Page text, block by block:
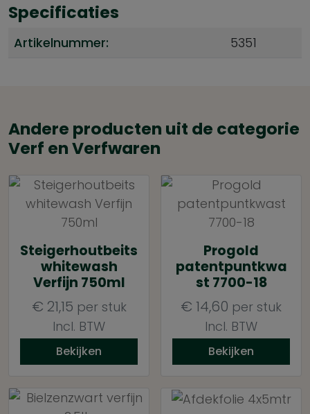
Specificaties
Artikelnummer: 5351
Andere producten uit de categorie
Verf en Verfwaren
Steigerhoutbeits
whitewash
Verfijn 750ml
€ 21,15 per stuk
Incl. BTW
Bekijken
Progold
patentpuntkwa
st 7700-18
€ 14,60 per stuk
Incl. BTW
Bekijken